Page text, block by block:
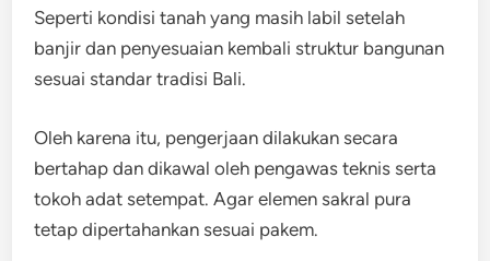
Seperti kondisi tanah yang masih labil setelah
banjir dan penyesuaian kembali struktur bangunan
sesuai standar tradisi Bali.
Oleh karena itu, pengerjaan dilakukan secara
bertahap dan dikawal oleh pengawas teknis serta
tokoh adat setempat. Agar elemen sakral pura
tetap dipertahankan sesuai pakem.